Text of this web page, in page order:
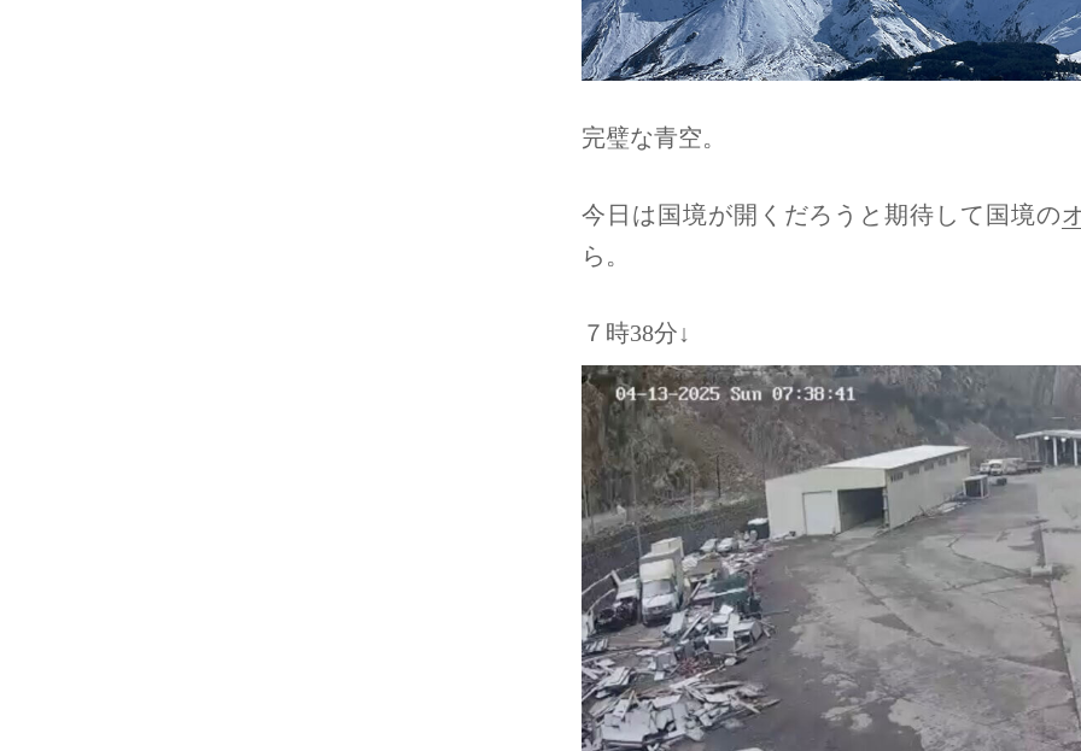
完璧な青空。
今日は国境が開くだろうと期待して国境の
ら。
７時38分↓